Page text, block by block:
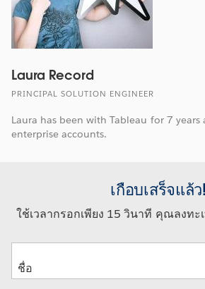
Laura Record
PRINCIPAL SOLUTION ENGINEER
Laura has been with Tableau for 7
enterprise accounts.
เกือบเสร็จแล้ว!
ใช้เวลากรอกเพียง 15 วินาที คุณลงทะ